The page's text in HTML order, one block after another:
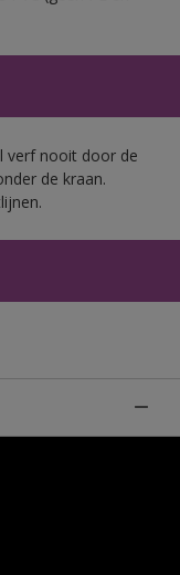
verf nooit door de
de kraan.